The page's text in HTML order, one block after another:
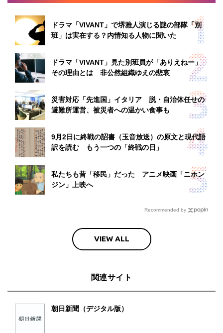
ドラマ「VIVANT」で堺雅人演じる謎の部隊「別
班」は実在する？内情知る人物に聞いた
ドラマ「VIVANT」見た別班員が「ありえねー」
その理由とは 非公然組織ゆえの悲哀
災害対応「先進国」イタリア 脱・自治体任せの
避難所運営、被災者への温かい食事も
9月2日に終戦の詔書（玉音放送）の原文と現代語
訳を読む もう一つの「終戦の日」
私たちも昔「移民」だった アニメ映画「ニホン
ジン」上映へ
Recommended by
VIEW ALL
関連サイト
朝日新聞（デジタル版）